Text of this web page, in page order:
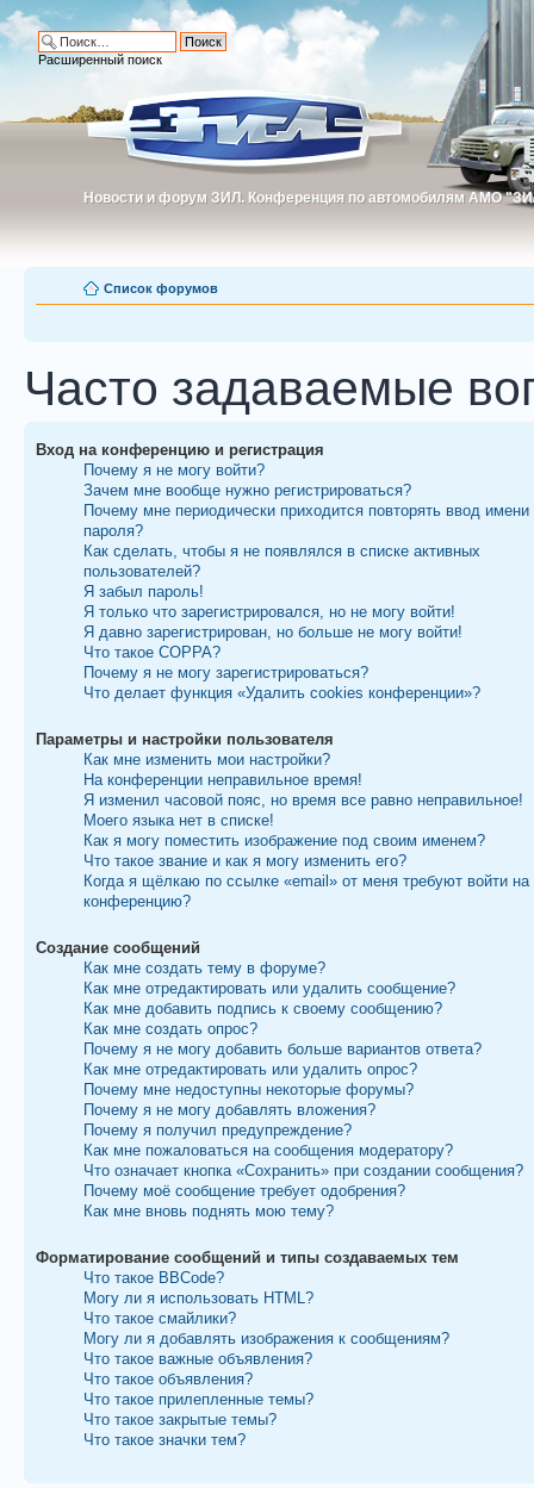
Новости и форум ЗИЛ. Конференция по автомобилям АМО
Новости и форум ЗИЛ. Конференция по автомобилям АМО
Расширенный поиск
Список форумов
Часто задаваемые
Вход на конференцию и регистрация
Почему я не могу войти?
Зачем мне вообще нужно регистрироваться?
Почему мне периодически приходится повторять ввод имени
пароля?
Как сделать, чтобы я не появлялся в списке активных
пользователей?
Я забыл пароль!
Я только что зарегистрировался, но не могу войти!
Я давно зарегистрирован, но больше не могу войти!
Что такое COPPA?
Почему я не могу зарегистрироваться?
Что делает функция «Удалить cookies конференции»?
Параметры и настройки пользователя
Как мне изменить мои настройки?
На конференции неправильное время!
Я изменил часовой пояс, но время все равно неправильное!
Моего языка нет в списке!
Как я могу поместить изображение под своим именем?
Что такое звание и как я могу изменить его?
Когда я щёлкаю по ссылке «email» от меня требуют войти на
конференцию?
Создание сообщений
Как мне создать тему в форуме?
Как мне отредактировать или удалить сообщение?
Как мне добавить подпись к своему сообщению?
Как мне создать опрос?
Почему я не могу добавить больше вариантов ответа?
Как мне отредактировать или удалить опрос?
Почему мне недоступны некоторые форумы?
Почему я не могу добавлять вложения?
Почему я получил предупреждение?
Как мне пожаловаться на сообщения модератору?
Что означает кнопка «Сохранить» при создании сообщения?
Почему моё сообщение требует одобрения?
Как мне вновь поднять мою тему?
Форматирование сообщений и типы создаваемых тем
Что такое BBCode?
Могу ли я использовать HTML?
Что такое смайлики?
Могу ли я добавлять изображения к сообщениям?
Что такое важные объявления?
Что такое объявления?
Что такое прилепленные темы?
Что такое закрытые темы?
Что такое значки тем?